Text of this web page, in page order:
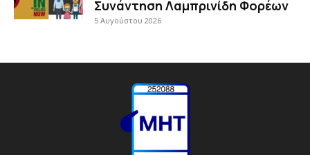
Συνάντηση Λαμπρινίδη Φορέων
5 Αυγούστου 2026